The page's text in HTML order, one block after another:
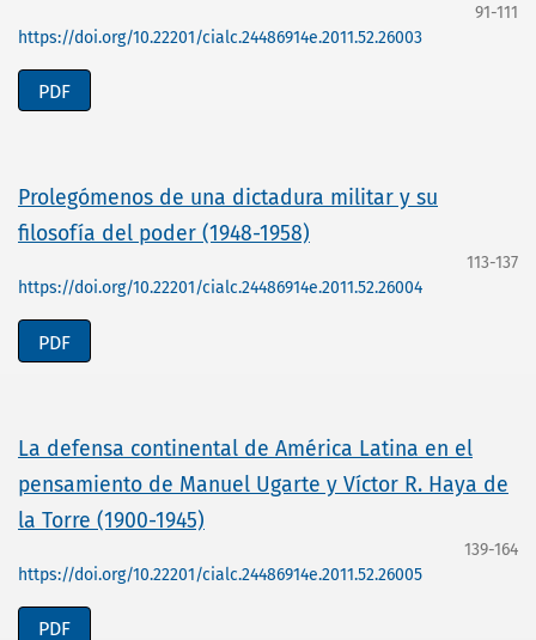
91-111
https://doi.org/10.22201/cialc.24486914e.2011.52.26003
PDF
Prolegómenos de una dictadura militar y su
filosofía del poder (1948-1958)
113-137
https://doi.org/10.22201/cialc.24486914e.2011.52.26004
PDF
La defensa continental de América Latina en el
pensamiento de Manuel Ugarte y Víctor R. Haya de
la Torre (1900-1945)
139-164
https://doi.org/10.22201/cialc.24486914e.2011.52.26005
PDF